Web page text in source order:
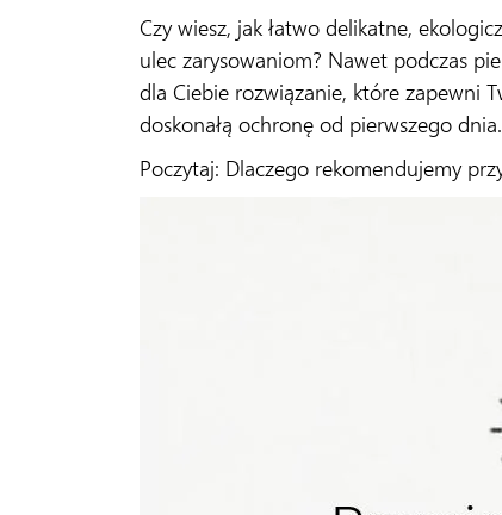
Czy wiesz, jak łatwo delikatne,
ulec zarysowaniom? Nawet podczas
dla Ciebie rozwiązanie, które zapewni
doskonałą ochronę od pierwszego dnia.
Poczytaj: Dlaczego rekomendujemy